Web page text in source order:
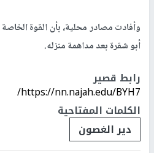
وأفادت مصادر محلية، بأن القوة
أبو شقرة بعد مداهمة منزله.
رابط قصير
https://nn.najah.edu/BYH7/
الكلمات المفتاحية
دير الغصون